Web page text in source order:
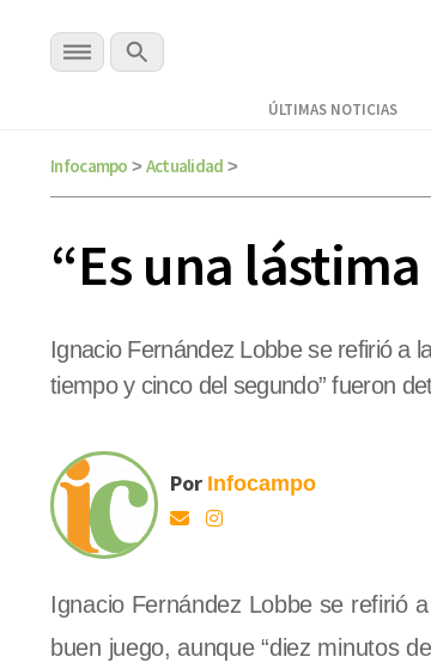
ÚLTIMAS NOTICIAS
Infocampo > Actualidad >
“Es una
Ignacio Fernández Lobbe se refirió a
tiempo y cinco del segundo” fueron
Por Infocampo
Ignacio Fernández Lobbe se refirió
buen juego, aunque “diez minutos